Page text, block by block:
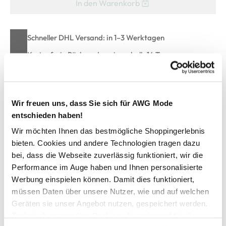
Wir freuen uns, dass Sie sich für AWG Mode
entschieden haben!
Wir möchten Ihnen das bestmögliche Shoppingerlebnis
bieten. Cookies und andere Technologien tragen dazu
bei, dass die Webseite zuverlässig funktioniert, wir die
Performance im Auge haben und Ihnen personalisierte
Werbung einspielen können. Damit dies funktioniert,
müssen Daten über unsere Nutzer, wie und auf welchen
Geräten sie unser Angebot nutzen, gespeichert werden.
In den Warenkorb
Schneller DHL Versand: in 1–3 Werktagen
Kostenfreie Rücksendung innerhalb 14 Tage
Kostenlose Filiallieferung in Ihre Wunschfiliale
Zur Wunschliste hinzufügen
Hailys YU-PO1911057-2A LS V TP ZI44NA Langarmshirt
lässiges Damen Langarm-Shirt von Hailys
mit leichtem V-Ausschnitt
unifarben gehalten